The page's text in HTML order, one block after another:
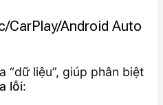
CarPlay/Android Auto
liệu”, giúp phân biệt
lỗi: